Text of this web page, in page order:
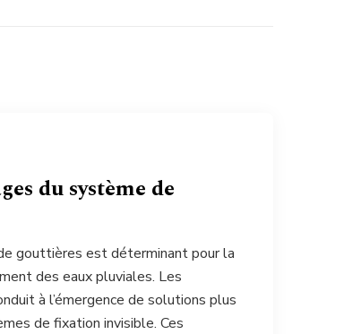
du système de
gouttières est déterminant pour la
des eaux pluviales. Les
à l’émergence de solutions plus
de fixation invisible. Ces